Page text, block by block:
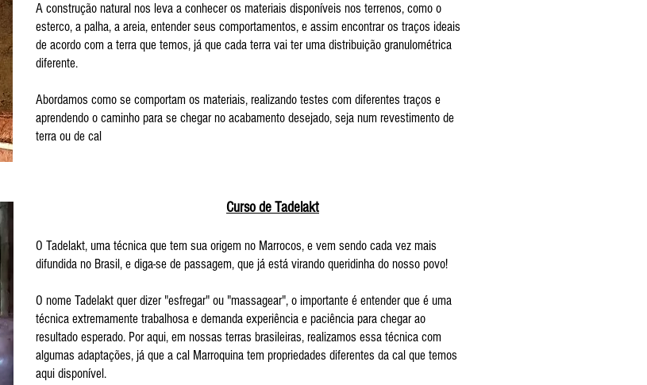
A construção natural nos leva a conhecer os materiais disponíveis nos terrenos, como o
esterco, a palha, a areia, entender seus comportamentos, e assim encontrar os traços ideais
de acordo com a terra que temos, já que cada terra vai ter uma distribuição granulométrica
diferente.
Abordamos como se comportam os materiais, realizando testes com diferentes traços e
aprendendo o caminho para se chegar no acabamento desejado, seja num revestimento de
terra ou de cal
Curso de Tadelakt
O Tadelakt, uma técnica que tem sua origem no Marrocos, e vem sendo cada vez mais
difundida no Brasil, e diga-se de passagem, que já está virando queridinha do nosso povo!
O nome Tadelakt quer dizer "esfregar" ou "massagear", o importante é entender que é uma
técnica extremamente trabalhosa e demanda experiência e paciência para chegar ao
resultado esperado. Por aqui, em nossas terras brasileiras, realizamos essa técnica com
algumas adaptações, já que a cal Marroquina tem propriedades diferentes da cal que temos
aqui disponível.